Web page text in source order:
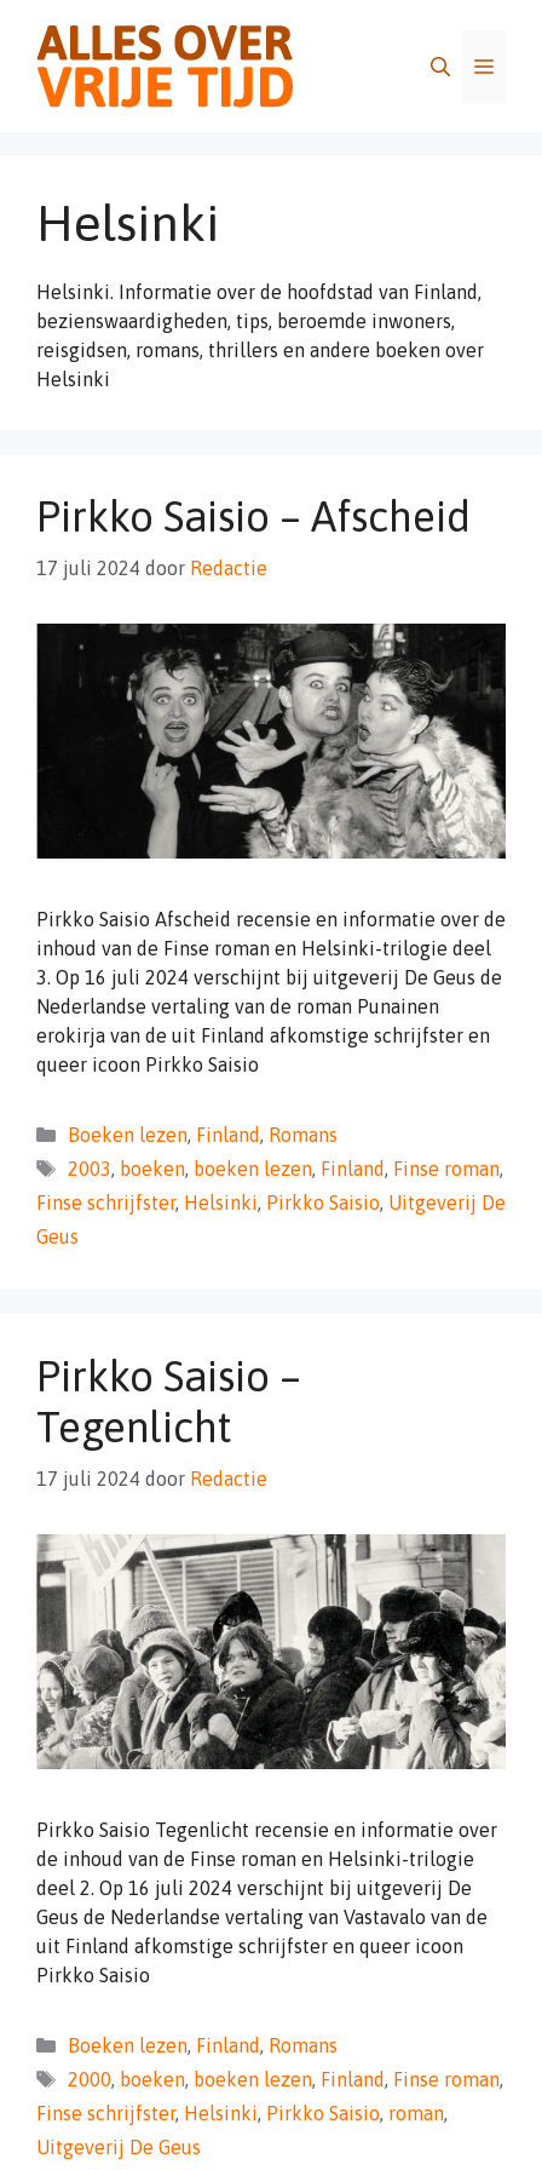
inhoud
Menu
Helsinki
Helsinki. Informatie over de hoofdstad van Finland,
bezienswaardigheden, tips, beroemde inwoners,
reisgidsen, romans, thrillers en andere boeken over
Helsinki
Pirkko Saisio – Afscheid
17 juli 2024 door Redactie
Pirkko Saisio Afscheid recensie en informatie over de
inhoud van de Finse roman en Helsinki-trilogie deel
3. Op 16 juli 2024 verschijnt bij uitgeverij De Geus de
Nederlandse vertaling van de roman Punainen
erokirja van de uit Finland afkomstige schrijfster en
queer icoon Pirkko Saisio
Categorieën
Boeken lezen, Finland, Romans
Tags
2003, boeken, boeken lezen, Finland, Finse roman,
Finse schrijfster, Helsinki, Pirkko Saisio, Uitgeverij De
Geus
Pirkko Saisio –
Tegenlicht
17 juli 2024 door Redactie
Pirkko Saisio Tegenlicht recensie en informatie over
de inhoud van de Finse roman en Helsinki-trilogie
deel 2. Op 16 juli 2024 verschijnt bij uitgeverij De
Geus de Nederlandse vertaling van Vastavalo van de
uit Finland afkomstige schrijfster en queer icoon
Pirkko Saisio
Categorieën
Boeken lezen, Finland, Romans
Tags
2000, boeken, boeken lezen, Finland, Finse roman,
Finse schrijfster, Helsinki, Pirkko Saisio, roman,
Uitgeverij De Geus